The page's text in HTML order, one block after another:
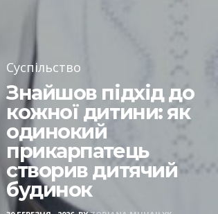
Суспільство
Знайшов підхід до
кожної дитини: як
одинокий
прикарпатець
створив дитячий
будинок